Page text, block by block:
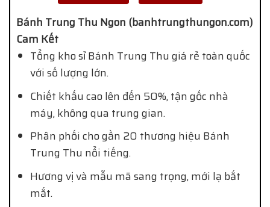
Bánh Trung Thu Ngon (banhtrungthungon.com)
Cam Kết
Tổng kho sỉ Bánh Trung Thu giá rẻ toàn quốc
với số lượng lớn.
Chiết khấu cao lên đến 50%, tận gốc nhà
máy, không qua trung gian.
Phân phối cho gần 20 thương hiệu Bánh
Trung Thu nổi tiếng.
Hương vị và mẫu mã sang trọng, mới lạ bắt
mắt.